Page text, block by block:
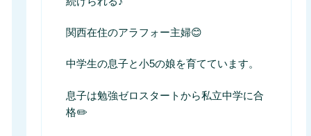
関西在住のアラフォー主婦😊
中学生の息子と小5の娘を育てています。
息子は勉強ゼロスタートから私立中学に合
格✏️